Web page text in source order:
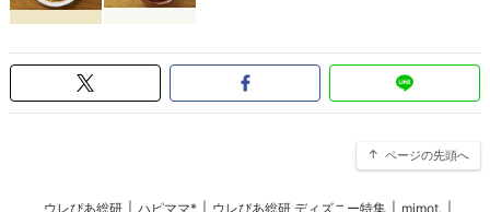
ページの先頭へ
ウレぴあ総研 ハピママ* ウレぴあ総研 ディズニー特集 mimot.